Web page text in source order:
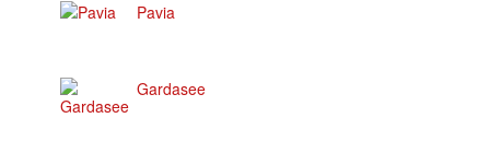
Pavia
Gardasee